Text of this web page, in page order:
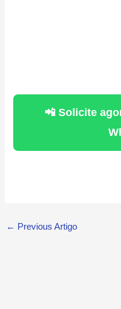
📲 Solicite
← Previous Artigo